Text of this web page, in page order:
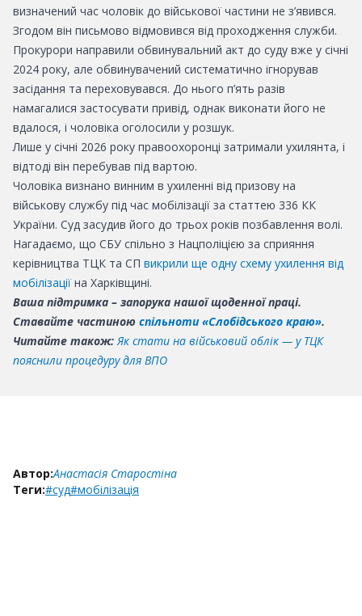
визначений час чоловік до військової частини не з’явився.
Згодом він письмово відмовився від проходження служби.
Прокурори направили обвинувальний акт до суду вже у січні
2024 року, але обвинувачений систематично ігнорував
засідання та переховувався. До нього п’ять разів
намагалися застосувати привід, однак виконати його не
вдалося, і чоловіка оголосили у розшук.
Лише у січні 2026 року правоохоронці затримали ухилянта, і
відтоді він перебував під вартою.
Чоловіка визнано винним в ухиленні від призову на
військову службу під час мобілізації за статтею 336 КК
України. Суд засудив його до трьох років позбавлення волі.
Нагадаємо, що СБУ спільно з Нацполіцією за сприяння
керівництва ТЦК та СП викрили ще одну схему ухилення від
мобілізації на Харківщині.
Ваша підтримка – запорука нашої щоденної праці.
Ставайте частиною спільноти «Слобідського краю».
Читайте також: Як стати на військовий облік — у ТЦК
пояснили процедуру для ВПО
Автор:Анастасія Старостіна
Теги:#суд#мобілізація